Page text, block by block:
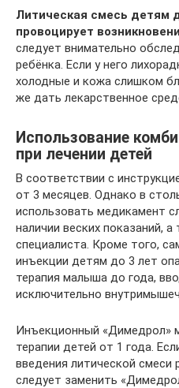
Литическая смесь детям
провоцирует
следует внимательно
ребёнка. Если у него
холодные и кожа слишком
же дать лекарственное
Использование
при лечении детей
В соответствии с
от 3 месяцев. Однако в
использовать медикамент
наличии веских показаний,
специалиста. Кроме того,
инъекции детям до 3 лет
терапия малыша до года,
исключительно
Инъекционный «Димедрол»
терапии детей от 1 года.
введения литической смеси
следует заменить